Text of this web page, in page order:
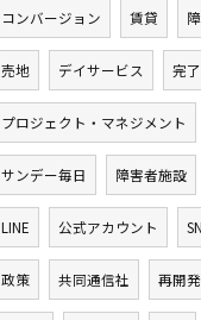
コンバージョン 賃貸
売地 デイサービス 完
プロジェクト・マネジメント
サンデー毎日 障害者施設
LINE 公式アカウント
政策 共同通信社 再開